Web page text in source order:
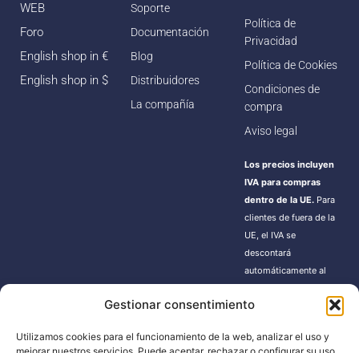
Gestionar consentimiento
Utilizamos cookies para el funcionamiento de la web, analizar el uso y
WEB
Foro
English shop in €
English shop in $
Soporte
Documentación
Blog
Distribuidores
La compañía
Política de
Privacidad
Política de Cookies
Condiciones de
compra
Aviso legal
Los precios incluyen
IVA para compras
dentro de la UE. Para
clientes de fuera de la
UE, el IVA se
descontará
automáticamente al
Estos pedidos pueden
de importación según